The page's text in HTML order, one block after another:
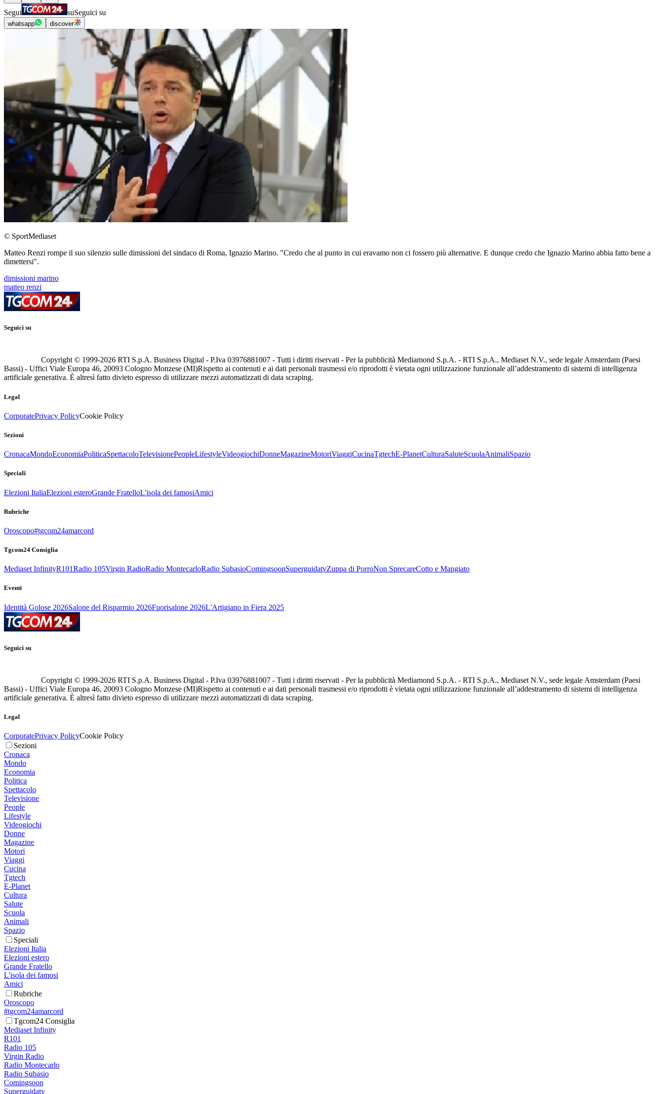
Segui suSeguici su
whatsapp discover
© SportMediaset
Matteo Renzi rompe il suo silenzio sulle dimissioni del sindaco di Roma, Ignazio Marino. "Credo che al punto in cui eravamo non ci fossero più alternative. E dunque credo che Ignazio Marino abbia fatto bene a
dimettersi".
dimissioni marino
matteo renzi
Seguici su
Copyright © 1999-2026 RTI S.p.A. Business Digital - P.Iva 03976881007 - Tutti i diritti riservati - Per la pubblicità Mediamond S.p.A. - RTI S.p.A., Mediaset N.V., sede legale Amsterdam (Paesi
Bassi) - Uffici Viale Europa 46, 20093 Cologno Monzese (MI)Rispetto ai contenuti e ai dati personali trasmessi e/o riprodotti è vietata ogni utilizzazione funzionale all’addestramento di sistemi di intelligenza
artificiale generativa. È altresì fatto divieto espresso di utilizzare mezzi automatizzati di data scraping.
Legal
CorporatePrivacy PolicyCookie Policy
Sezioni
CronacaMondoEconomiaPoliticaSpettacoloTelevisionePeopleLifestyleVideogiochiDonneMagazineMotoriViaggiCucinaTgtechE-PlanetCulturaSaluteScuolaAnimaliSpazio
Speciali
Elezioni ItaliaElezioni esteroGrande FratelloL'isola dei famosiAmici
Rubriche
Oroscopo#tgcom24amarcord
Tgcom24 Consiglia
Mediaset InfinityR101Radio 105Virgin RadioRadio MontecarloRadio SubasioComingsoonSuperguidatvZuppa di PorroNon SprecareCotto e Mangiato
Eventi
Identità Golose 2026Salone del Risparmio 2026Fuorisalone 2026L'Artigiano in Fiera 2025
Seguici su
Copyright © 1999-2026 RTI S.p.A. Business Digital - P.Iva 03976881007 - Tutti i diritti riservati - Per la pubblicità Mediamond S.p.A. - RTI S.p.A., Mediaset N.V., sede legale Amsterdam (Paesi
Bassi) - Uffici Viale Europa 46, 20093 Cologno Monzese (MI)Rispetto ai contenuti e ai dati personali trasmessi e/o riprodotti è vietata ogni utilizzazione funzionale all’addestramento di sistemi di intelligenza
artificiale generativa. È altresì fatto divieto espresso di utilizzare mezzi automatizzati di data scraping.
Legal
CorporatePrivacy PolicyCookie Policy
Sezioni
Cronaca
Mondo
Economia
Politica
Spettacolo
Televisione
People
Lifestyle
Videogiochi
Donne
Magazine
Motori
Viaggi
Cucina
Tgtech
E-Planet
Cultura
Salute
Scuola
Animali
Spazio
Speciali
Elezioni Italia
Elezioni estero
Grande Fratello
L'isola dei famosi
Amici
Rubriche
Oroscopo
#tgcom24amarcord
Tgcom24 Consiglia
Mediaset Infinity
R101
Radio 105
Virgin Radio
Radio Montecarlo
Radio Subasio
Comingsoon
Superguidatv